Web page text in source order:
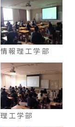
情報理工学部
理工学部